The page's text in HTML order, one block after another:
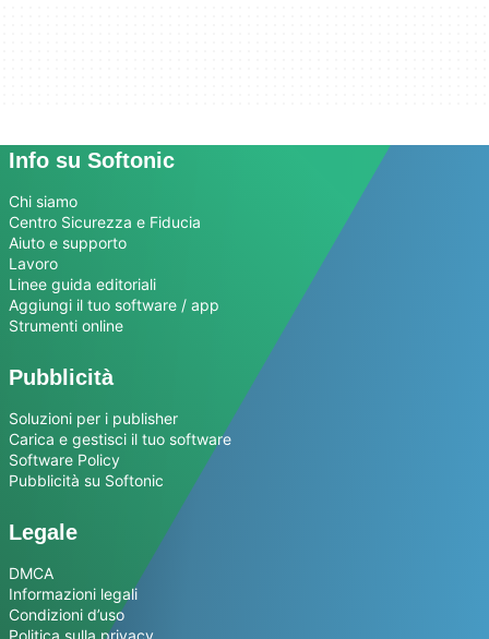
Info su Softonic
Chi siamo
Centro Sicurezza e Fiducia
Aiuto e supporto
Lavoro
Linee guida editoriali
Aggiungi il tuo software / app
Strumenti online
Pubblicità
Soluzioni per i publisher
Carica e gestisci il tuo software
Software Policy
Pubblicità su Softonic
Legale
DMCA
Informazioni legali
Condizioni d’uso
Politica sulla privacy